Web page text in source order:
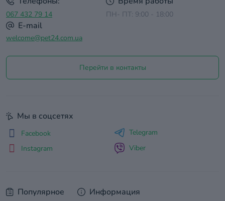
067 432 79 14 ПН- ПТ: 9:00 - 18:00
E-mail
welcome@pet24.com.ua
Перейти в контакты
Популярное Информация
Мы в соцсетях
Facebook
Instagram
Telegram
Viber